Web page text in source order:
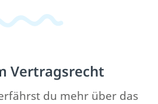
Vertragsrecht
du mehr über das